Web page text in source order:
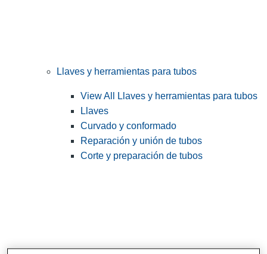
Llaves y herramientas para tubos
View All Llaves y herramientas para tubos
Llaves
Curvado y conformado
Reparación y unión de tubos
Corte y preparación de tubos